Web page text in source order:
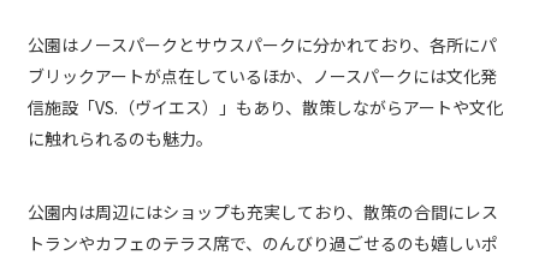
公園はノースパークとサウスパークに分かれており、各所にパ
ブリックアートが点在しているほか、ノースパークには文化発
信施設「VS.（ヴイエス）」もあり、散策しながらアートや文化
に触れられるのも魅力。
公園内は周辺にはショップも充実しており、散策の合間にレス
トランやカフェのテラス席で、のんびり過ごせるのも嬉しいポ